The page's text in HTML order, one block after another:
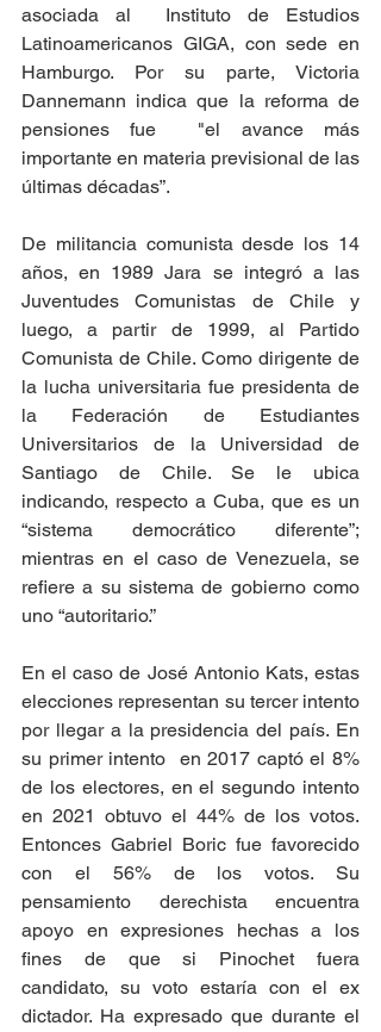
asociada al  Instituto de Estudios
Latinoamericanos GIGA, con sede en
Hamburgo. Por su parte, Victoria
Dannemann indica que la reforma de
pensiones fue  "el avance más
importante en materia previsional de las
últimas décadas”.
De militancia comunista desde los 14
años, en 1989 Jara se integró a las
Juventudes Comunistas de Chile y
luego, a partir de 1999, al Partido
Comunista de Chile. Como dirigente de
la lucha universitaria fue presidenta de
la Federación de Estudiantes
Universitarios de la Universidad de
Santiago de Chile. Se le ubica
indicando, respecto a Cuba, que es un
“sistema democrático diferente”;
mientras en el caso de Venezuela, se
refiere a su sistema de gobierno como
uno “autoritario.”
En el caso de José Antonio Kats, estas
elecciones representan su tercer intento
por llegar a la presidencia del país. En
su primer intento  en 2017 captó el 8%
de los electores, en el segundo intento
en 2021 obtuvo el 44% de los votos.
Entonces Gabriel Boric fue favorecido
con el 56% de los votos. Su
pensamiento derechista encuentra
apoyo en expresiones hechas a los
fines de que si Pinochet fuera
candidato, su voto estaría con el ex
dictador. Ha expresado que durante el